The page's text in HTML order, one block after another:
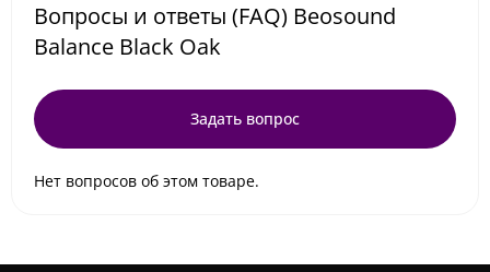
Вопросы и ответы (FAQ) Beosound
Balance Black Oak
Задать вопрос
Нет вопросов об этом товаре.